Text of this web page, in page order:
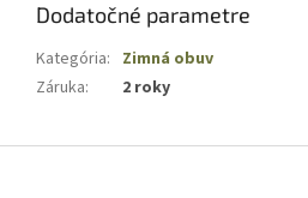
Dodatočné parametre
Kategória: Zimná obuv
Záruka: 2 roky